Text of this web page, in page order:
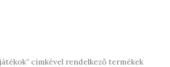
címkével rendelkező termékek